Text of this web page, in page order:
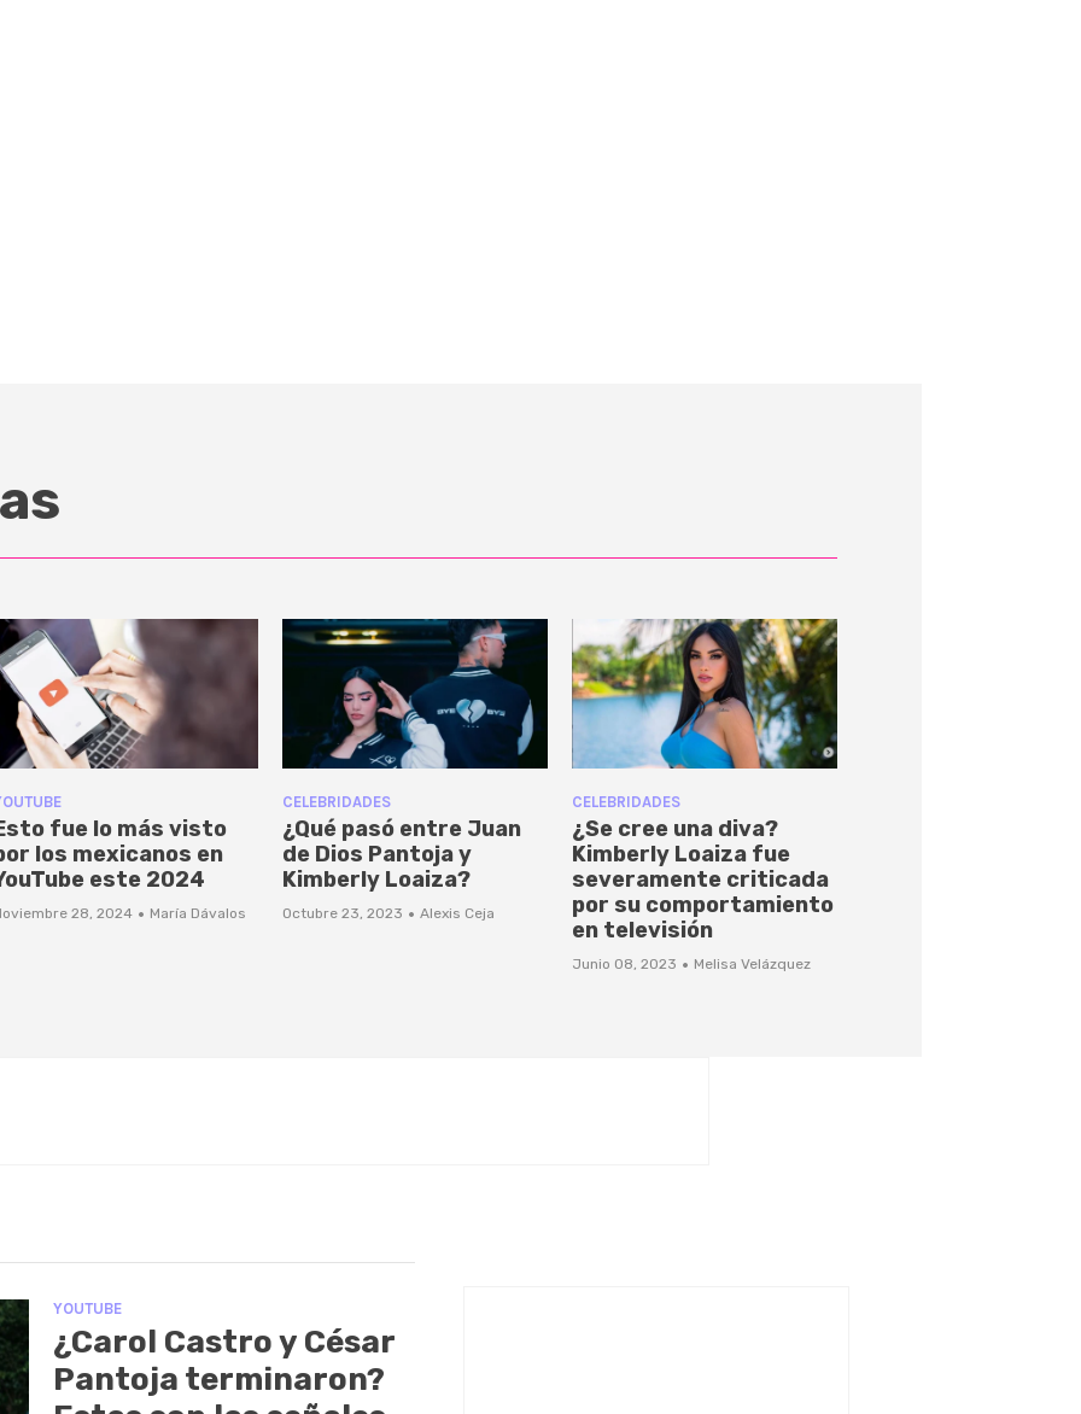
fue lo más visto
los mexicanos en
este 2024
28, 2024 · María Dávalos
CELEBRIDADES
¿Qué pasó entre Juan
de Dios Pantoja y
Kimberly Loaiza?
Octubre 23, 2023 · Alexis Ceja
CELEBRIDADES
¿Se cree una diva?
Kimberly Loaiza fue
severamente criticada
por su comportamiento
en televisión
Junio 08, 2023 · Melisa Velázquez
YOUTUBE
¿Carol Castro y César
Pantoja terminaron?